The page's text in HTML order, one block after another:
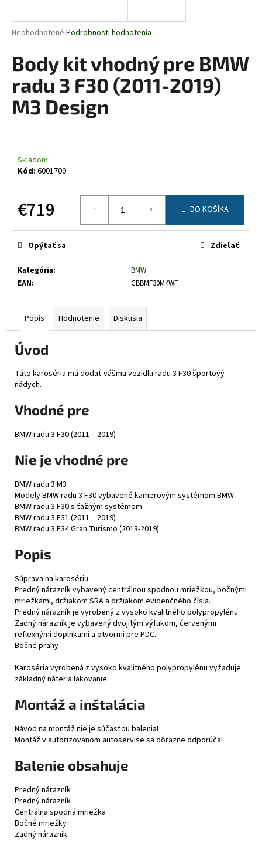
Priemerné
produktu
je
5
hviezdičiek.
Neohodnotené Podrobnosti hodnotenia
Body kit vhodný pre BMW
radu 3 F30 (2011-2019)
M3 Design
Skladom
Kód: 6001700
€719
cena:
DO KOŠÍKA
Kategória:
BMW
EAN: CBBMF30M4WF
Opýtať sa Zdieľať
Popis Hodnotenie Diskusia
Úvod
Táto karoséria má dodať vášmu vozidlu radu 3 F30 športový
nádych.
Vhodné pre
BMW radu 3 F30 (2011 – 2019)
Nie je vhodné pre
BMW radu 3 M3
Modely BMW radu 3 F30 vybavené kamerovým systémom BMW
BMW radu 3 F30 s ťažným systémom
BMW radu 3 F31 (2011 – 2019)
BMW radu 3 F34 Gran Turismo (2013-2019)
Popis
Súprava na karosériu
Predný nárazník vybavený centrálnou spodnou mriežkou, bočnými
mriežkami, držiakom SRA a držiakom evidenčného čísla.
Predný nárazník je vyrobený z vysoko kvalitného polypropylénu.
Zadný nárazník je vybavený dvojitým výfukom, červenými
reflexnými doplnkami a otvormi pre PDC.
Bočné prahy
Karoséria vyrobená z vysoko kvalitného polypropylénu vyžaduje
základný náter a lakovanie.
Montáž a inštalácia
Návod na montáž nie je súčasťou balenia!
Montáž v autorizovanom autoservise sa dôrazne odporúča!
Balenie obsahuje
Predný nárazník
Predný nárazník
Centrálna spodná mriežka
Bočné mriežky
Zadný nárazník
j
ť
?
O
p
ú
m